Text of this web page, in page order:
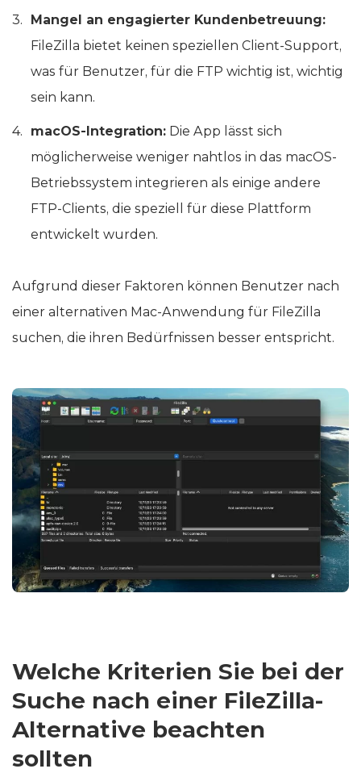
Mangel an engagierter Kundenbetreuung:
FileZilla bietet keinen speziellen Client-Support,
was für Benutzer, für die FTP wichtig ist, wichtig
sein kann.
macOS-Integration: Die App lässt sich
möglicherweise weniger nahtlos in das macOS-
Betriebssystem integrieren als einige andere
FTP-Clients, die speziell für diese Plattform
entwickelt wurden.
Aufgrund dieser Faktoren können Benutzer nach
einer alternativen Mac-Anwendung für FileZilla
suchen, die ihren Bedürfnissen besser entspricht.
Welche Kriterien Sie bei der
Suche nach einer FileZilla-
Alternative beachten
sollten